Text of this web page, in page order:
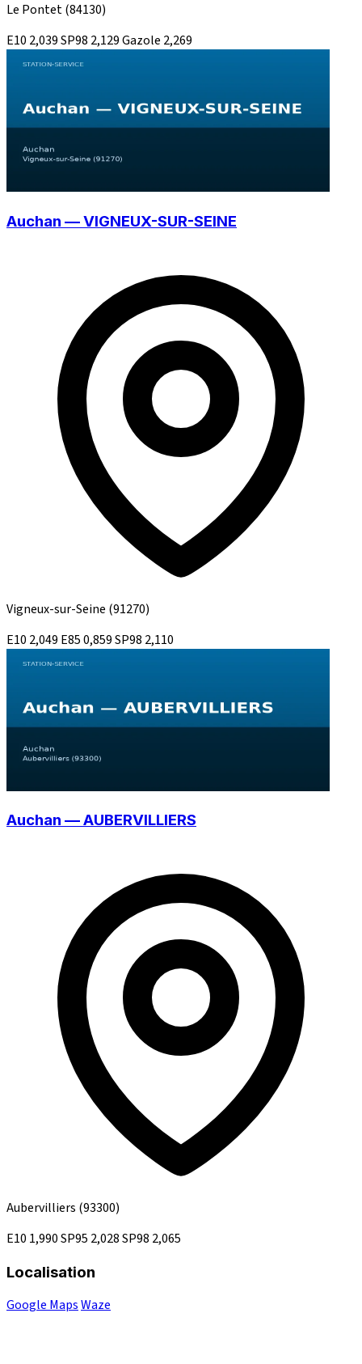
Le Pontet(84130)
E10 2,039SP98 2,129Gazole 2,269
Auchan — VIGNEUX-SUR-SEINE
Vigneux-sur-Seine (91270)
E10 2,049 E850,859SP98 2,110
Auchan — AUBERVILLIERS
Aubervilliers (93300)
E10 1,990SP95 2,028SP98 2,065
Localisation
Google MapsWaze